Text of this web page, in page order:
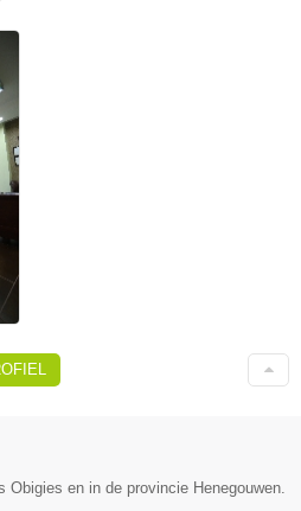
Obigies en in de provincie Henegouwen.